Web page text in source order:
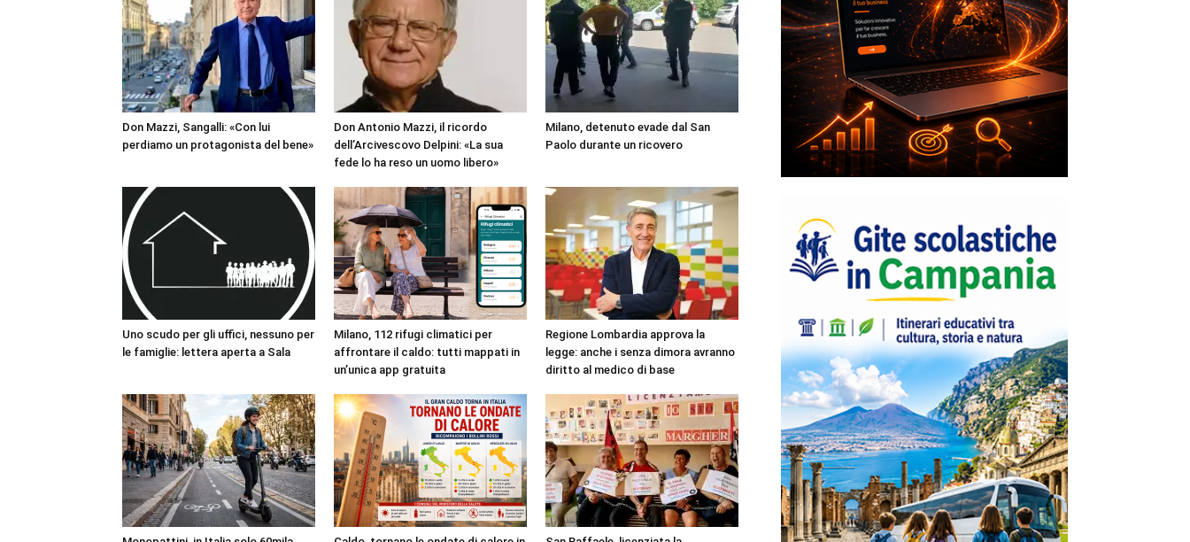
Don Mazzi, Sangalli: «Con lui
perdiamo un protagonista del bene»
Don Antonio Mazzi, il ricordo
dell’Arcivescovo Delpini: «La sua
fede lo ha reso un uomo libero»
Milano, detenuto evade dal San
Paolo durante un ricovero
Uno scudo per gli uffici, nessuno per
le famiglie: lettera aperta a Sala
Milano, 112 rifugi climatici per
affrontare il caldo: tutti mappati in
un’unica app gratuita
Regione Lombardia approva la
legge: anche i senza dimora avranno
diritto al medico di base